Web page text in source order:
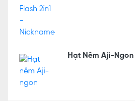
Hạt Nêm Aji-Ngon